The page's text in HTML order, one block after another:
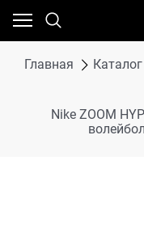
Главная Каталог
Nike ZOOM